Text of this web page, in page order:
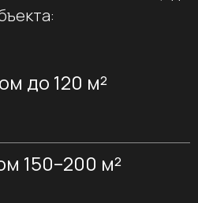
до 120 м²
150–200 м²